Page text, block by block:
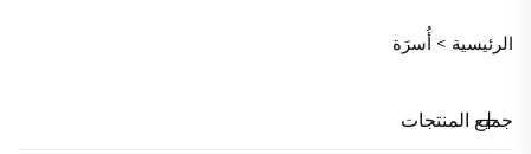
الرئيسية > أُسرَة
جميع المنتجات